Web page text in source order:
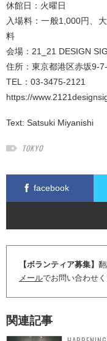
休館日：火曜日
入場料：一般1,000円、
料
会場：21_21 DESIGN
住所：東京都港区赤坂9-
TEL：03-3475-2121
https://
Text: Satsuki Miyanishi
TOKYO
facebook
【ボランティア募集】
メールでお問い合わせく
関連記事